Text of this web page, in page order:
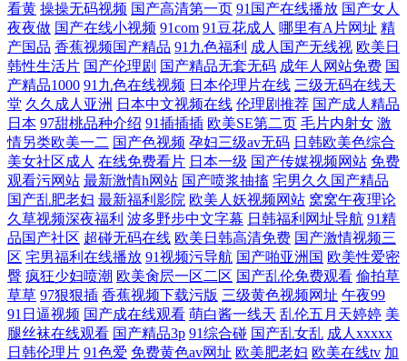
看黄 操操无码视频 国产高清第一页 91国产在线播放 国产女人
夜夜做 国产在线小视频 91com 91豆花成人 哪里有A片网址 精
产国品 香蕉视频国产精品 91九色福利 成人国产无线视 欧美日
韩性生活片 国产伦理剧 国产精品无套无码 成年人网站免费 国
产精品1000 91九色在线视频 日本伦理片在线 三级无码在线天
堂 久久成人亚洲 日本中文视频在线 伦理剧推荐 国产成人精品
日本 97甜桃品种介绍 91插插插 欧美SE第二页 毛片内射女 激
情另类欧美一二 国产色视频 孕妇三级av无码 日韩欧美色综合
美女社区成人 在线免费看片 日本一级 国产传媒视频网站 免费
观看污网站 最新激情h网站 国产喷浆抽搐 宅男久久国产精品
国产乱肥老妇 最新福利影院 欧美人妖视频网站 窝窝午夜理论
久草视频深夜福利 波多野步中文字幕 日韩福利网址导航 91精
品国产社区 超碰无码在线 欧美日韩高清免费 国产激情视频三
区 宅男福利在线播放 91视频污导航 国产啪亚洲国 欧美性爱密
臀 疯狂少妇喷潮 欧美肏屄一区二区 国产乱伦免费观看 偷拍草
草草 97狠狠插 香蕉视频下载污版 三级黄色视频网址 午夜99
91日逼视频 国产成在线观看 萌白酱一线天 乱伦五月天婷婷 美
腿丝袜在线观看 国产精品3p 91综合碰 国产乱女乱 成人xxxxx
日韩伦理片 91色爱 免费黄色av网址 欧美肥老妇 欧美在线tv 加